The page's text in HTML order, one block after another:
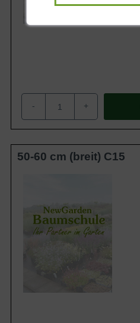
- +
50-60 cm (breit) C15